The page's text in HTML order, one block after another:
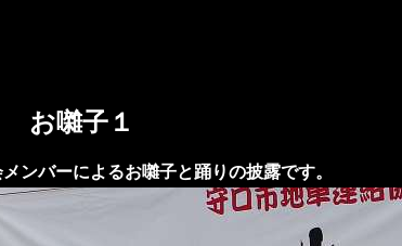
お囃子１
ンバーによるお囃子と踊りの披露です。